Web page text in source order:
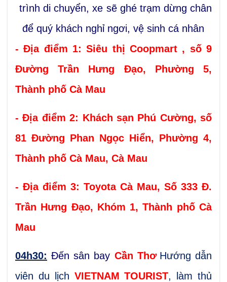
trình di chuyển, xe sẽ ghé trạm dừng chân
để quý khách nghỉ ngơi, vệ sinh cá nhân
- Địa điểm 1: Siêu thị Coopmart , số 9
Đường Trần Hưng Đạo, Phường 5,
Thành phố Cà Mau
- Địa điểm 2: Khách sạn Phú Cường, số
81 Đường Phan Ngọc Hiển, Phường 4,
Thành phố Cà Mau, Cà Mau
- Địa điểm 3: Toyota Cà Mau, Số 333 Đ.
Trần Hưng Đạo, Khóm 1, Thành phố Cà
Mau
04h30: Đến sân bay Cần Thơ Hướng dẫn
viên du lịch VIETNAM TOURIST, làm thủ